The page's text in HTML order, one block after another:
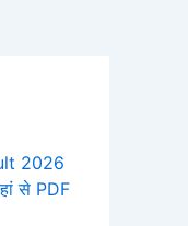
2026
से PDF